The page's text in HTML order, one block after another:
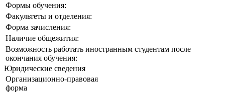
Формы обучения:
Факультеты и отделения:
Форма зачисления:
Наличие общежития:
Возможность работать иностранным студентам после
окончания обучения:
Юридические сведения
Организационно-правовая
форма